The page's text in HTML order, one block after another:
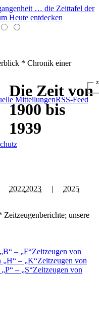
… die Zeittafel der
Heute entdecken
* Chronik einer
MitteilungenRSS-Feed
20222023 | 2025
unsere
B – F Zeitzeugen von
H – K Zeitzeugen von
P – S Zeitzeugen von
Die Zeit von
1900 bis
1939